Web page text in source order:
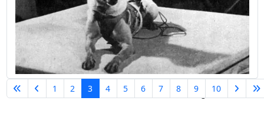
Pagina 3 van 19
1 2 3 4 5 6 7 8 9 10